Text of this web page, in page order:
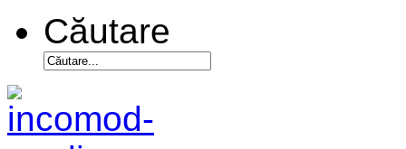
Căutare